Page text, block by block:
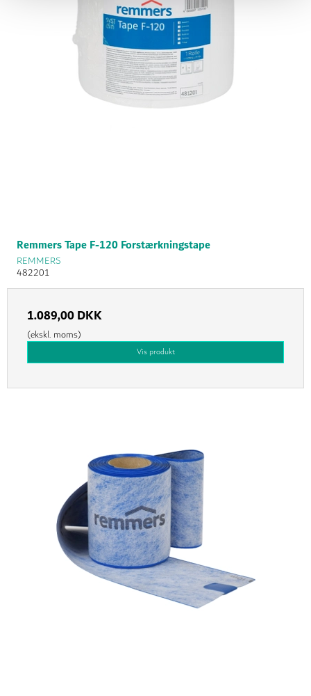
Remmers Tape F-120 Forstærkningstape
REMMERS
482201
1.089,00 DKK
(ekskl. moms)
Vis produkt